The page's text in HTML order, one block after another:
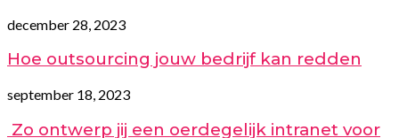
december 28, 2023
Hoe outsourcing jouw bedrijf kan redden
september 18, 2023
Zo ontwerp jij een oerdegelijk intranet voor